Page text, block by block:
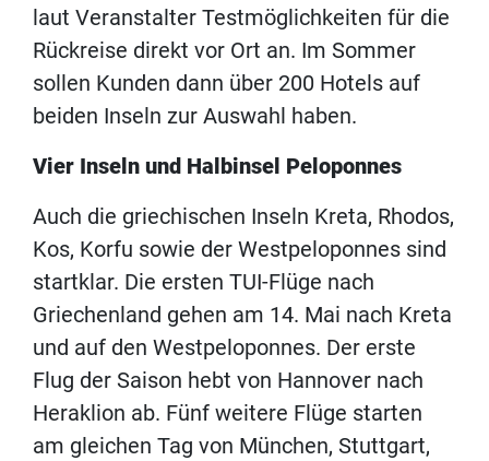
laut Veranstalter Testmöglichkeiten für die
Rückreise direkt vor Ort an. Im Sommer
sollen Kunden dann über 200 Hotels auf
beiden Inseln zur Auswahl haben.
Vier Inseln und Halbinsel Peloponnes
Auch die griechischen Inseln Kreta, Rhodos,
Kos, Korfu sowie der Westpeloponnes sind
startklar. Die ersten TUI-Flüge nach
Griechenland gehen am 14. Mai nach Kreta
und auf den Westpeloponnes. Der erste
Flug der Saison hebt von Hannover nach
Heraklion ab. Fünf weitere Flüge starten
am gleichen Tag von München, Stuttgart,